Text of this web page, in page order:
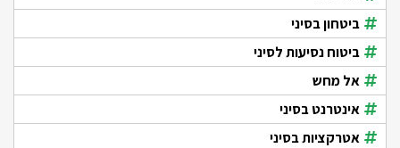
ביטחון בסיני
ביטוח נסיעות לסיני
אל מחש
אינטרנט בסיני
אטרקציות בסיני